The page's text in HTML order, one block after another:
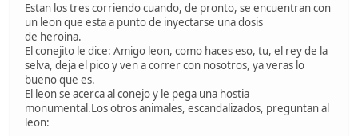
Estan los tres corriendo cuando, de pronto, se encuentran con
un leon que esta a punto de inyectarse una dosis
de heroina.
El conejito le dice: Amigo leon, como haces eso, tu, el rey de la
selva, deja el pico y ven a correr con nosotros, ya veras lo
bueno que es.
El leon se acerca al conejo y le pega una hostia
monumental.Los otros animales, escandalizados, preguntan al
leon: